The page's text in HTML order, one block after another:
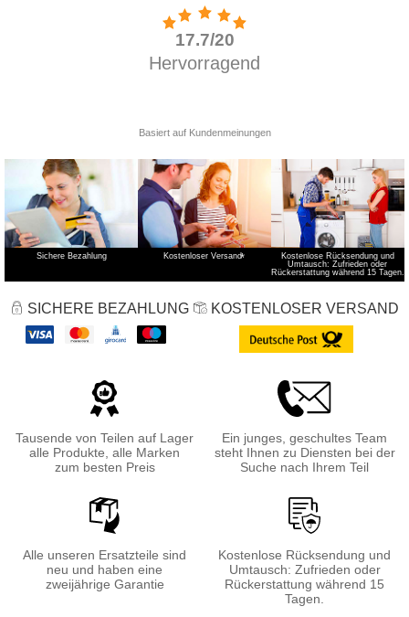
Sichere Bezahlung Kostenloser Versand*
Kostenlose Rücksendung und
Umtausch: Zufrieden oder
Rückerstattung während 15 Tagen.
SICHERE BEZAHLUNG KOSTENLOSER VERSAND
Tausende von Teilen auf Lager
alle Produkte, alle Marken
zum besten Preis
Ein junges, geschultes Team
steht Ihnen zu Diensten bei der
Suche nach Ihrem Teil
Alle unseren Ersatzteile sind
neu und haben eine
zweijährige Garantie
Kostenlose Rücksendung und
Umtausch: Zufrieden oder
Rückerstattung während 15
Tagen.